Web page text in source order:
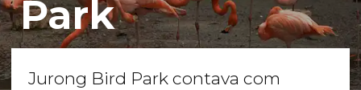
Park
Jurong Bird Park contava com